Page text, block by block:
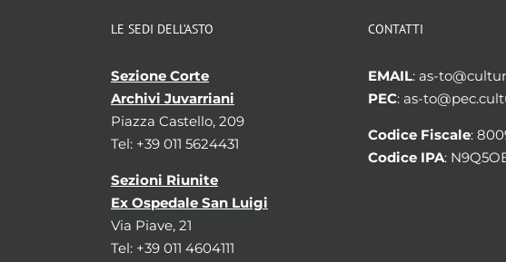
LE SEDI DELL’ASTO
Sezione Corte
Archivi Juvarriani
Piazza Castello, 209
Tel: +39 011 5624431
Sezioni Riunite
Ex Ospedale San Luigi
Via Piave, 21
Tel: +39 011 4604111
CONTATTI
EMAIL: as-
PEC: as-
Codice Fiscale:
Codice IPA: